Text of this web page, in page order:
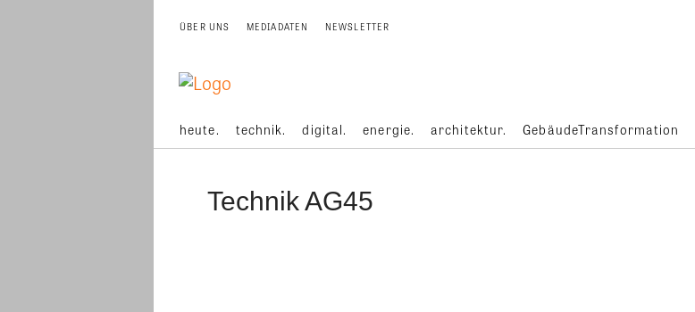
ÜBER UNS MEDIADATEN NEWSLETTER
heute. technik. digital. energie. architektur. GebäudeTransformation
Technik AG45